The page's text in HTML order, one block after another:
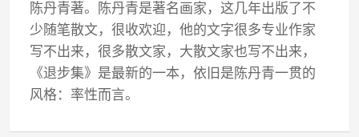
陈丹青著。陈丹青是著名画家，这几年出版了不
少随笔散文，很收欢迎，他的文字很多专业作家
写不出来，很多散文家，大散文家也写不出来，
《退步集》是最新的一本，依旧是陈丹青一贯的
风格：率性而言。